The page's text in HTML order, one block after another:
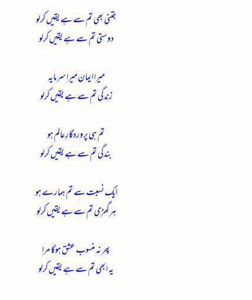
جتنی بھی تم سے ہے یقیں کرلو
دوستی تم سے ہے یقیں کرلو
میرا ایمان میرا سرمایہ
زندگی تم سے ہے یقیں کرلو
تم ہی پروردگارِ عالم ہو
بندگی تم سے ہے یقیں کرلو
ایک نسبت سے تم ہمارے ہو
ہرگھڑی تم سے ہے یقیں کرلو
پھر نہ منسوب عشق ہوگا مرا
یہ ابھی تم سے ہے یقیں کرلو